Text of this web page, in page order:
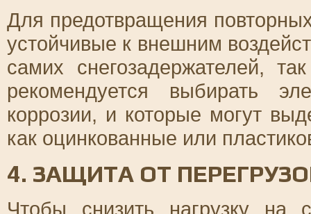
Для предотвращения
устойчивые к внешним
самих снегозадержателей,
рекомендуется выбирать
коррозии, и которые могут
как оцинкованные или
4. ЗАЩИТА ОТ
Чтобы снизить нагрузку на